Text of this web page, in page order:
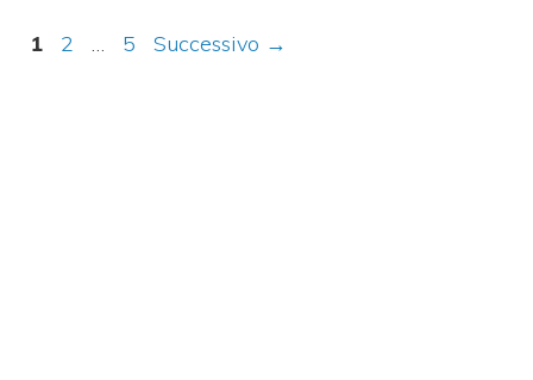
Pagina
1 Pagina
2 … Pagina
5 Successivo →